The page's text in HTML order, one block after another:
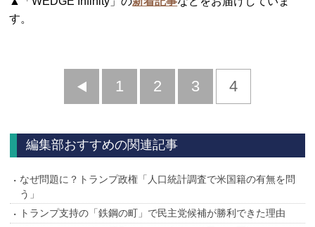
す。
前
1 2 3 4
編集部おすすめの関連記事
なぜ問題に？トランプ政権「人口統計調査で米国籍の有無を問
う」
トランプ支持の「鉄鋼の町」で民主党候補が勝利できた理由